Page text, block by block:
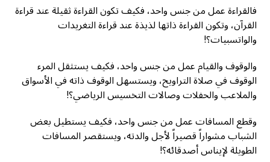
فالقراءة عمل من جنس واحد، فكيف تكون القراءة ثقيلة عند قراءة
القرآن، وتكون القراءة ذاتها لذيذة عند قراءة التغريدات
والواتسبيات؟!
والوقوف والقيام عمل من جنس واحد، فكيف يستثقل المرء
الوقوف في صلاة التراويح، ويستسهل الوقوف ذاته في الأسواق
والملاعب والحفلات وصالات التخسيس الرياضي؟!
وقطع المسافات عمل من جنس واحد، فكيف يستطيل بعض
الشباب مشواراً قصيراً لأجل والدته، ويستقصر المسافات
الطويلة لإيناس أصدقائه؟!